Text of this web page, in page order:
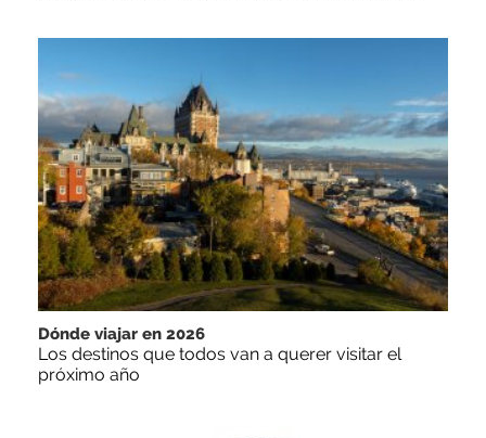
Dónde viajar en 2026
Los destinos que todos van a querer visitar el
próximo año